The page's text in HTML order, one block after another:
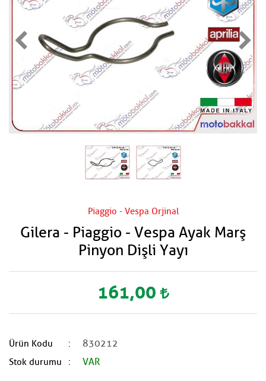
Piaggio - Vespa Orjinal
Gilera - Piaggio - Vespa Ayak Marş
Pinyon Dişli Yayı
161,00
Ürün Kodu 830212
Stok durumu VAR